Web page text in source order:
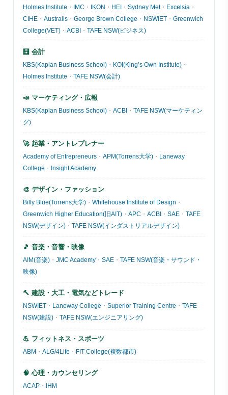
Holmes Institute ・ IMC ・ IKON ・ HEI ・ Sydney Met・ Excelsia ・
CIHE ・ Australis ・ George Brown College ・ NSWIET ・ Greenwich
College(VET) ・ ACBI ・ TAFE NSW(ビジネス)
🧮 会計
KBS(Kaplan Business School) ・ KOI(King’s Own Institute) ・
Holmes Institute ・ TAFE NSW(会計)
📣 マーケティング・広報
KBS(Kaplan Business School) ・ ACBI ・ TAFE NSW(マーケティン
グ)
🚀 起業・アントレプレナー
Academy of Entrepreneurs ・ APM(Torrens大学) ・ Laneway
College ・ Insight Academy
🎨 デザイン・ファッション
Billy Blue(Torrens大学) ・ Whitehouse Institute of Design ・
Greenwich Higher Education(旧AIT) ・ APC ・ ACBI ・ SAE ・ TAFE
NSW(デザイン) ・ TAFE NSW(インダストリアルデザイン)
🎵 音楽・音響・映像
AIM(音楽) ・ JMC Academy ・ SAE ・ TAFE NSW(音楽・サウンド・
映像)
🔨 建設・大工・電気などトレード
NSWIET ・ Laneway College ・ Superior Training Centre ・ TAFE
NSW(建設) ・ TAFE NSW(エンジニアリング)
💪 フィットネス・スポーツ
ABM ・ ALG/4Life ・ FIT College(複数都市)
🧠 心理・カウンセリング
ACAP ・ IHM